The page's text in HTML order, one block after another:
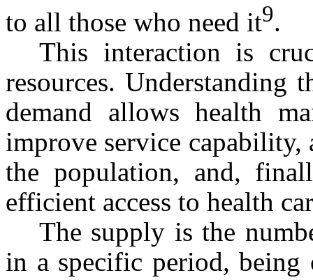
to all those who need it9.
This interaction is
resources. Understanding
demand allows health
improve service capability,
the population, and,
efficient access to health
The supply is the
in a specific period, being